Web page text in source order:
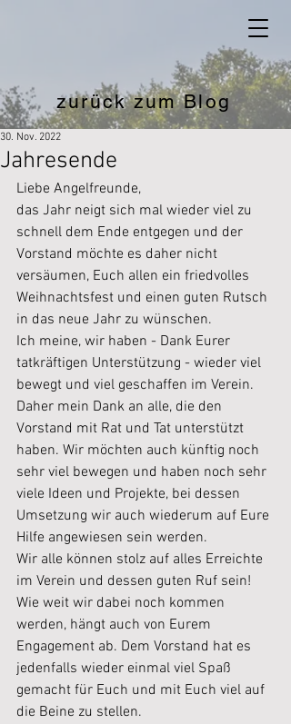
zurück zum Blog
Jahresende
30. Nov. 2022
Liebe Angelfreunde,
das Jahr neigt sich mal wieder viel zu
schnell dem Ende entgegen und der
Vorstand möchte es daher nicht
versäumen, Euch allen ein friedvolles
Weihnachtsfest und einen guten Rutsch
in das neue Jahr zu wünschen.
Ich meine, wir haben - Dank Eurer
tatkräftigen Unterstützung - wieder viel
bewegt und viel geschaffen im Verein.
Daher mein Dank an alle, die den
Vorstand mit Rat und Tat unterstützt
haben. Wir möchten auch künftig noch
sehr viel bewegen und haben noch sehr
viele Ideen und Projekte, bei dessen
Umsetzung wir auch wiederum auf Eure
Hilfe angewiesen sein werden.
Wir alle können stolz auf alles Erreichte
im Verein und dessen guten Ruf sein!
Wie weit wir dabei noch kommen
werden, hängt auch von Eurem
Engagement ab. Dem Vorstand hat es
jedenfalls wieder einmal viel Spaß
gemacht für Euch und mit Euch viel auf
die Beine zu stellen.